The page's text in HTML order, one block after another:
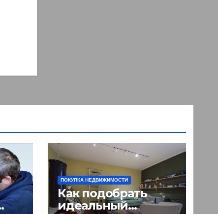
ПОКУПКА НЕДВИЖИМОСТИ
Как подобрать
идеальный